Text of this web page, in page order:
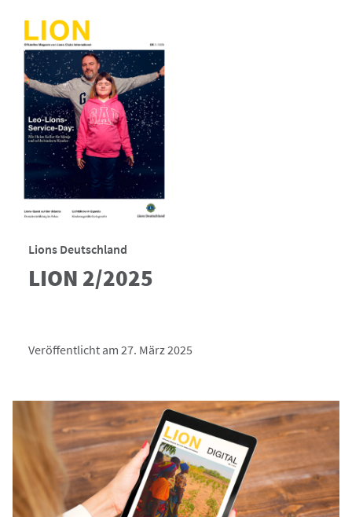
Lions Deutschland
LION 2/2025
Veröffentlicht am 27. März 2025